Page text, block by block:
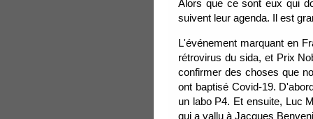
Alors que ce sont eux qui
suivent leur agenda. Il est
L'événement marquant en
rétrovirus du sida, et Prix
confirmer des choses que
ont baptisé Covid-19.
un labo P4. Et ensuite, Luc
qui a vallu à Jacques